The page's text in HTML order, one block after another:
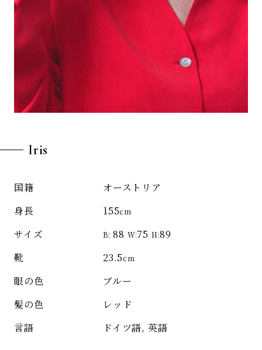
Iris
国籍 オーストリア
身長 155cm
サイズ B: 88 W:75 H:89
靴 23.5cm
眼の色 ブルー
髪の色 レッド
言語 ドイツ語, 英語